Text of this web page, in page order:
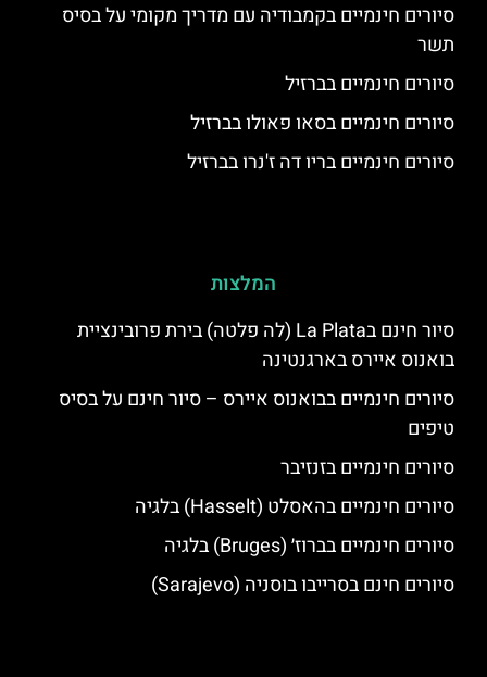
סיורים חינמיים בקמבודיה עם מדריך מקומי על בסיס
תשר
סיורים חינמיים בברזיל
סיורים חינמיים בסאו פאולו בברזיל
סיורים חינמיים בריו דה ז'נרו בברזיל
המלצות
סיור חינם בLa Plata (לה פלטה) בירת פרובינציית
בואנוס איירס בארגנטינה
סיורים חינמיים בבואנוס איירס – סיור חינם על בסיס
טיפים
סיורים חינמיים בזנזיבר
סיורים חינמיים בהאסלט (Hasselt) בלגיה
סיורים חינמיים בברוז׳ (Bruges) בלגיה
סיורים חינם בסרייבו בוסניה (Sarajevo)